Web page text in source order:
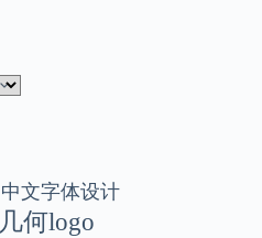
中文字体设计
几何logo